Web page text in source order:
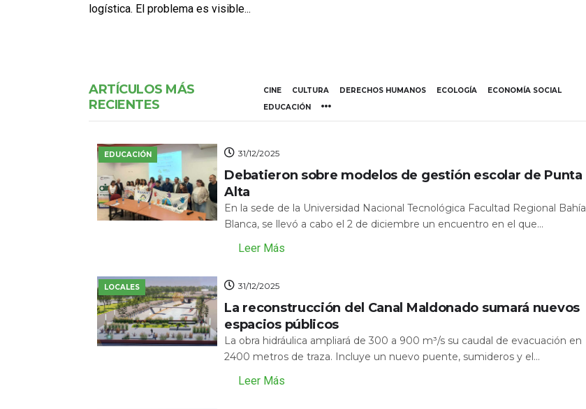
logística. El problema es visible...
ARTÍCULOS MÁS
RECIENTES
CINE CULTURA DERECHOS HUMANOS ECOLOGÍA
ECONOMÍA SOCIAL
EDUCACIÓN
EDUCACIÓN 31/12/2025
Debatieron sobre modelos de gestión escolar de Punta
Alta
En la sede de la Universidad Nacional Tecnológica Facultad Regional Bahía
Blanca, se llevó a cabo el 2 de diciembre un encuentro en el que...
Leer Más
LOCALES 31/12/2025
La reconstrucción del Canal Maldonado sumará nuevos
espacios públicos
La obra hidráulica ampliará de 300 a 900 m³/s su caudal de evacuación en
2400 metros de traza. Incluye un nuevo puente, sumideros y el...
Leer Más